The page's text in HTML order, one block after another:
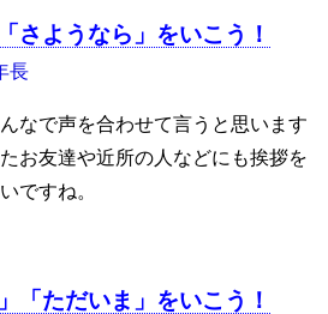
さようなら」をいこう！
長
なで声を合わせて言うと思います
お友達や近所の人などにも挨拶を
ですね。
「ただいま」をいこう！